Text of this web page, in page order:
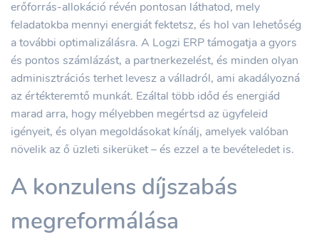
erőforrás-allokáció révén pontosan láthatod, mely
feladatokba mennyi energiát fektetsz, és hol van lehetőség
a további optimalizálásra. A Logzi ERP támogatja a gyors
és pontos számlázást, a partnerkezelést, és minden olyan
adminisztrációs terhet levesz a válladról, ami akadályozná
az értékteremtő munkát. Ezáltal több időd és energiád
marad arra, hogy mélyebben megértsd az ügyfeleid
igényeit, és olyan megoldásokat kínálj, amelyek valóban
növelik az ő üzleti sikerüket – és ezzel a te bevételedet is.
A konzulens díjszabás
megreformálása